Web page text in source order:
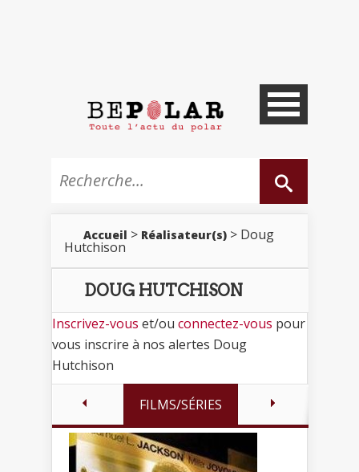
Accueil > Réalisateur(s) > Doug
Hutchison
DOUG HUTCHISON
Inscrivez-vous et/ou connectez-vous pour
vous inscrire à nos alertes Doug
Hutchison
FILMS/SÉRIES